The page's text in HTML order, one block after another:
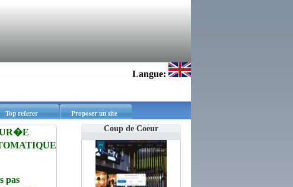
Langue:
Top referer Proposer un site
Coup de Coeur
pas